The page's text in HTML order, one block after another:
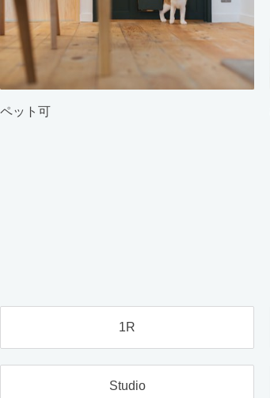
ペット可
1R
Studio